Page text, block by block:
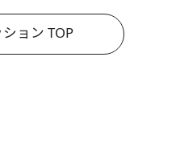
ョン TOP